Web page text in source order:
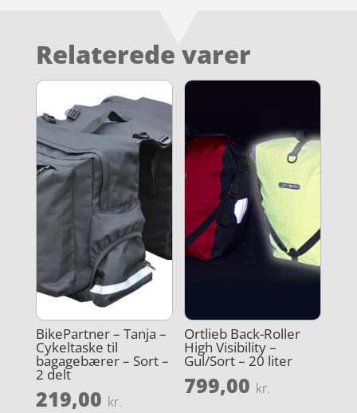
Relaterede varer
BikePartner – Tanja –
Cykeltaske til
bagagebærer – Sort –
2 delt
219,00 kr.
Ortlieb Back-Roller
High Visibility –
Gul/Sort – 20 liter
799,00 kr.